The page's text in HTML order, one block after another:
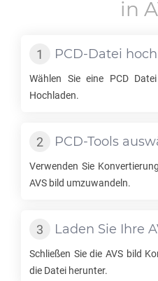
in
PCD-Datei
Wählen Sie eine PCDDatei
Hochladen.
PCD-Tools
Verwenden Sie
AVS bild umzuwandeln.
Laden Sie Ihre
Schließen Sie die AVS bild
die Datei herunter.